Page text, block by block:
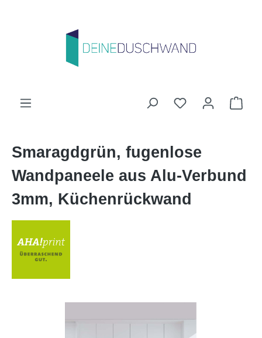
Du hast 0
Smaragdgrün, fugenlose
Wandpaneele aus Alu-Verbund
3mm, Küchenrückwand